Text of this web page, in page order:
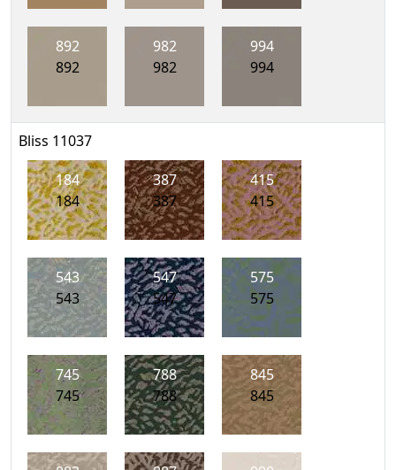
892
892
982
982
994
994
Bliss 11037
184
184
387
387
415
415
543
543
547
547
575
575
745
745
788
788
845
845